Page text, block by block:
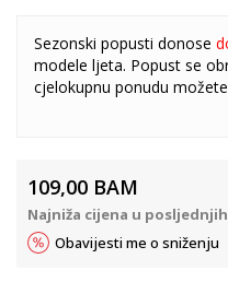
Sezonski popusti donose
modele ljeta. Popust se
cjelokupnu ponudu
109,00 BAM
Najniža cijena u posljednjih
Obavijesti me o sniženju